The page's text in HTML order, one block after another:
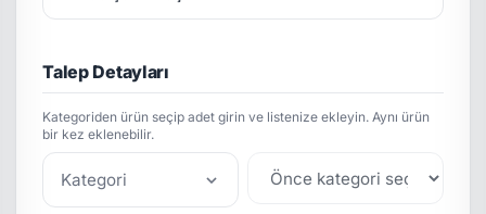
Talep Detayları
Kategoriden ürün seçip adet girin ve listenize ekleyin. Aynı ürün
bir kez eklenebilir.
Kategori